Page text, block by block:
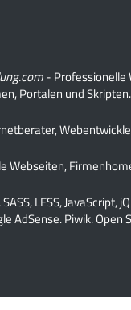
- Professionelle
Portalen und Skripten.
Webseiten,
SASS, LESS,
AdSense. Piwik.